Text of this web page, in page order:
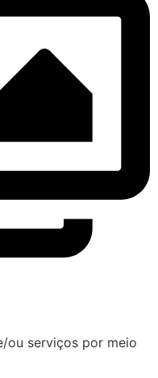
ou serviços por meio